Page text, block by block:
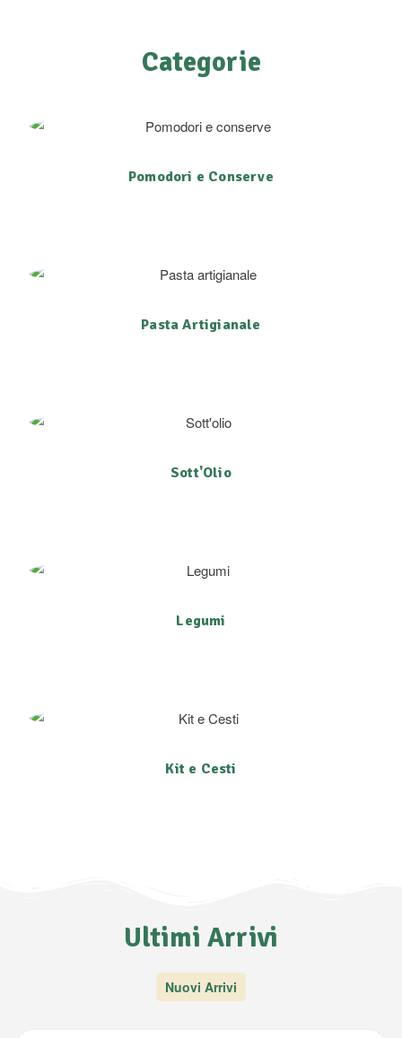
Categorie
Pomodori e Conserve
Pasta Artigianale
Sott'Olio
Legumi
Kit e Cesti
Ultimi Arrivi
Nuovi Arrivi